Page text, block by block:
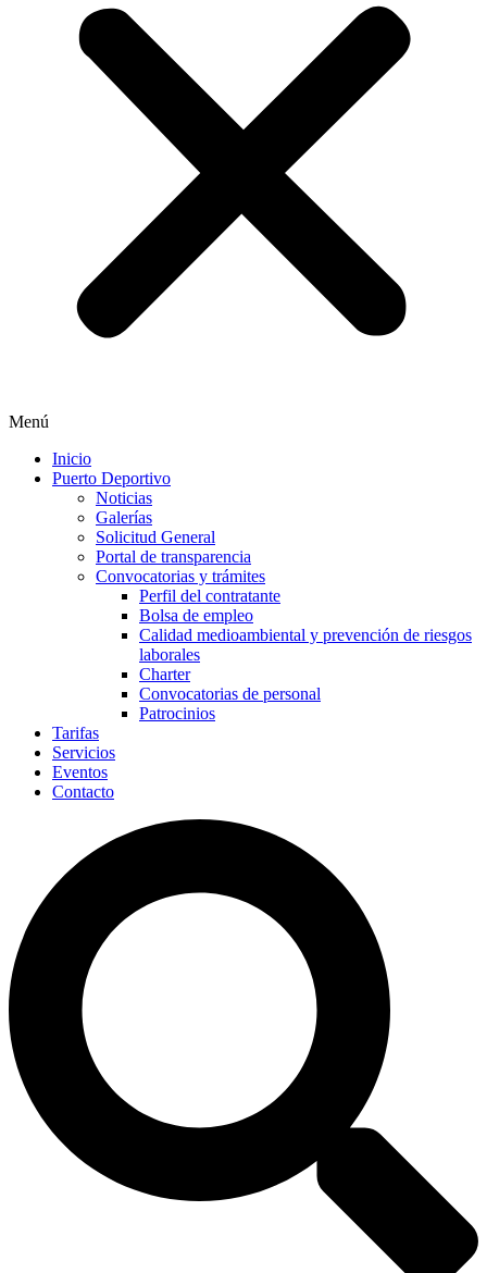
Menú
Inicio
Puerto Deportivo
Noticias
Galerías
Solicitud General
Portal de transparencia
Convocatorias y trámites
Perfil del contratante
Bolsa de empleo
Calidad medioambiental y prevención de riesgos
laborales
Charter
Convocatorias de personal
Patrocinios
Tarifas
Servicios
Eventos
Contacto